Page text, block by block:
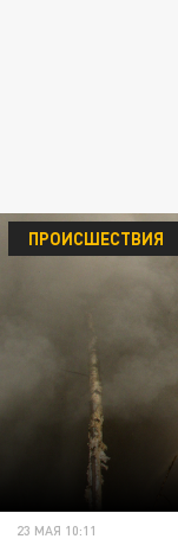
ПРОИСШЕСТВИЯ
23 МАЯ 10:11